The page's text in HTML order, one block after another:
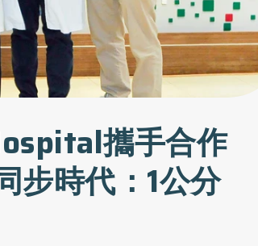
攜手合作
步時代：1公分